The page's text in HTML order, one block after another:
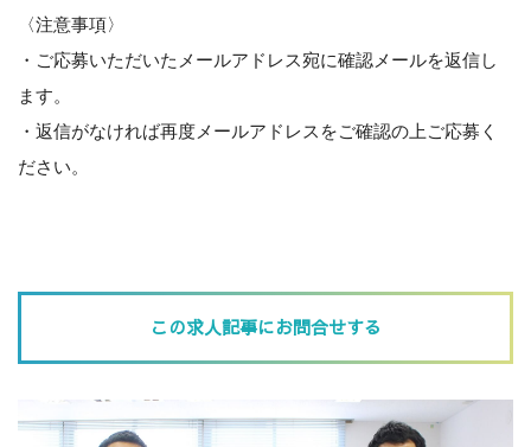
〈注意事項〉
・ご応募いただいたメールアドレス宛に確認メールを返信し
ます。
・返信がなければ再度メールアドレスをご確認の上ご応募く
ださい。
この求人記事にお問合せする